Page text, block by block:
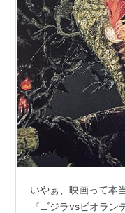
いやぁ、映画って本
『ゴジラvsビオラ